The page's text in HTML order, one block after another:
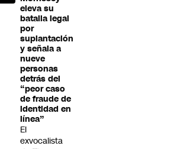
eleva su
batalla legal
por
suplantación
y señala a
nueve
personas
detrás del
“peor caso
de fraude de
identidad en
línea”
El
exvocalista